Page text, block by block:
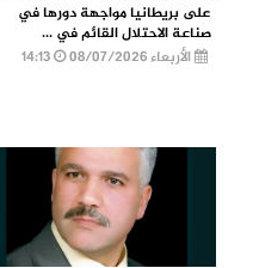
على بريطانيا مواجهة دورها في
صناعة الاحتلال القائم في ...
الأربعاء 08/07/2026